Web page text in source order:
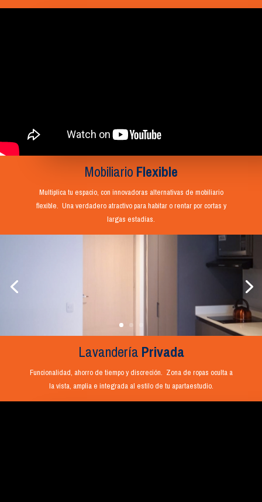
MobiliarioFlexible
Multiplica tu espacio, con innovadoras alternativas de mobiliario
flexible. Una verdadero atractivo para habitar o rentar por cortas y
largas estadías.
LavanderíaPrivada
Funcionalidad, ahorro de tiempo y discreción. Zona de ropas oculta a
la vista, amplia e integrada al estilo de tu apartaestudio.